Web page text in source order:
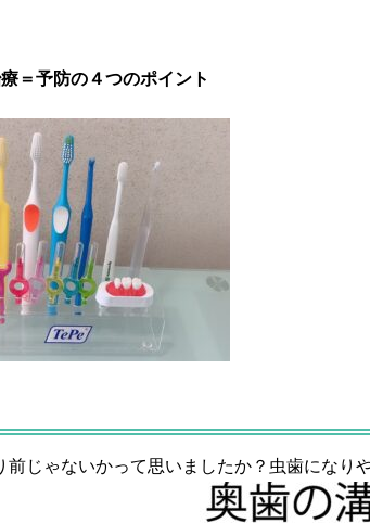
＝予防の４つのポイント
前じゃないかって思いましたか？虫歯になり